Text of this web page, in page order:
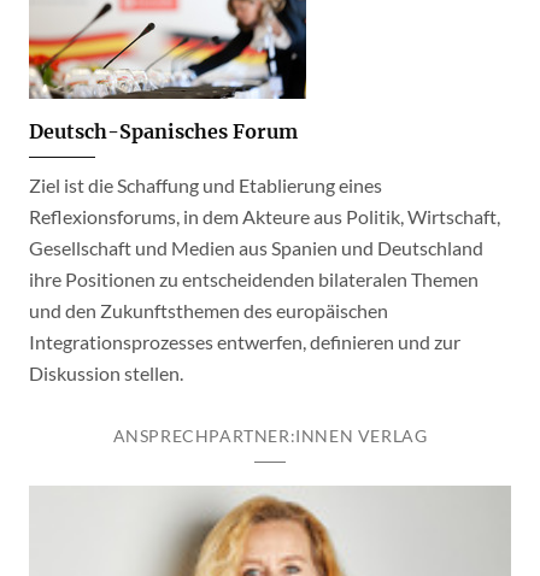
Deutsch-Spanisches Forum
Ziel ist die Schaffung und Etablierung eines
Reflexionsforums, in dem Akteure aus Politik, Wirtschaft,
Gesellschaft und Medien aus Spanien und Deutschland
ihre Positionen zu entscheidenden bilateralen Themen
und den Zukunftsthemen des europäischen
Integrationsprozesses entwerfen, definieren und zur
Diskussion stellen.
ANSPRECHPARTNER:INNEN VERLAG